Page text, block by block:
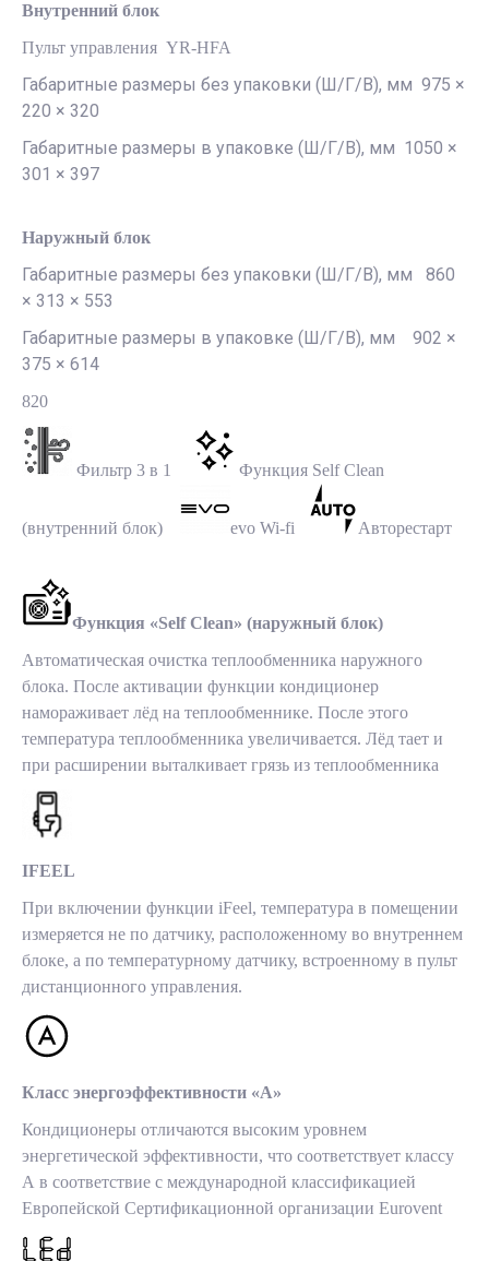
Внутренний блок
Пульт управления YR-HFA
Габаритные размеры без упаковки (Ш/Г/В), мм 975 ×
220 × 320
Габаритные размеры в упаковке (Ш/Г/В), мм 1050 ×
301 × 397
Наружный блок
Габаритные размеры без упаковки (Ш/Г/В), мм 860
× 313 × 553
Габаритные размеры в упаковке (Ш/Г/В), мм 902 ×
375 × 614
820
Фильтр 3 в 1 Функция Self Clean
(внутренний блок) evo Wi-fi Авторестарт
Функция «Self Clean» (наружный блок)
Автоматическая очистка теплообменника наружного
блока. После активации функции кондиционер
намораживает лёд на теплообменнике. После этого
температура теплообменника увеличивается. Лёд тает и
при расширении выталкивает грязь из теплообменника
IFEEL
При включении функции iFeel, температура в помещении
измеряется не по датчику, расположенному во внутреннем
блоке, а по температурному датчику, встроенному в пульт
дистанционного управления.
Класс энергоэффективности «A»
Кондиционеры отличаются высоким уровнем
энергетической эффективности, что соответствует классу
А в соответствие с международной классификацией
Европейской Сертификационной организации Eurovent